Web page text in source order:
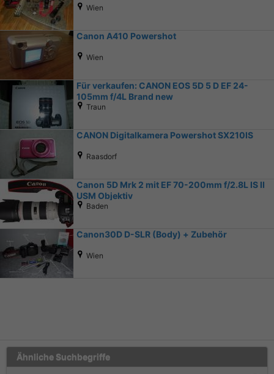
Wien
Canon A410 Powershot
Wien
Für verkaufen: CANON EOS 5D 5 D EF 24-
105mm f/4L Brand new
Traun
CANON Digitalkamera Powershot SX210IS
Raasdorf
Canon 5D Mrk 2 mit EF 70-200mm f/2.8L IS II
USM Objektiv
Baden
Canon30D D-SLR (Body) + Zubehör
Wien
Ähnliche Suchbegriffe